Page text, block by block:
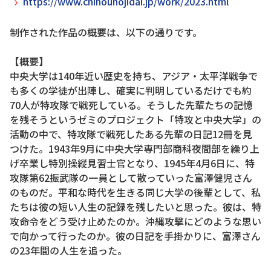
制作された作品の概要は、以下の通りです。
【概要】
中央大学は140年近い歴史を持ち、アジア・太平洋戦争で
も多くの学徒が出陣し、確実に判明しているだけでも約
70人が特攻隊で戦死している。そうした先輩たちの記憶
を残そうというゼミのプロジェクト「特攻と中央大学」の
活動の中で、特攻隊で戦死したある先輩の日記12冊を見
つけた。1943年9月に中央大学専門部商科夜間部を繰り上
げ卒業し特別操縦見習士官となり、1945年4月6日に、特
攻隊第62振武隊の一員として散っていった富澤健児さん
のものだ。平和な時代を生きる同じ大学の後輩として、私
たちは彼の短い人生の記録を残したいと思った。彼は、特
攻命令をどう受け止めたのか。沖縄攻撃にどのような思い
で向かって行ったのか。彼の日記を手掛かりに、富澤さん
の23年間の人生を追った。